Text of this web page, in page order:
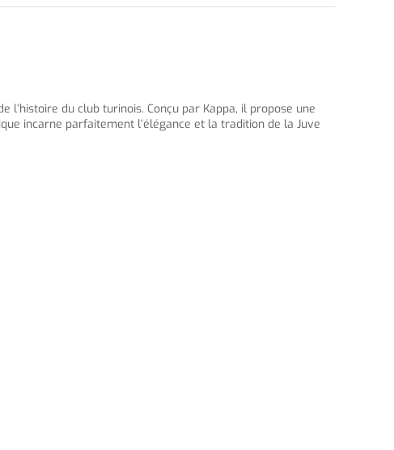
du club turinois. Conçu par Kappa, il propose une
incarne parfaitement l’élégance et la tradition de la Juve